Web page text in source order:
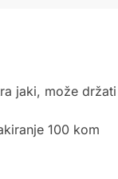
jaki, može
100 kom